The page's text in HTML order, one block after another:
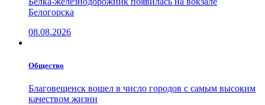
Белогорска
08.08.2026
Общество
Благовещенск вошел в число городов с самым высоким
качеством жизни